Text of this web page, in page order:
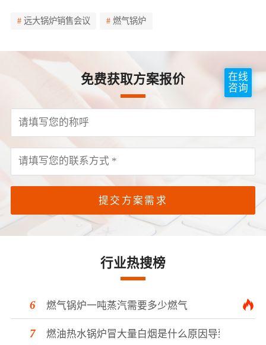
在线
咨询
远大锅炉销售会议 燃气锅炉
免费获取方案报价
提交方案需求
行业热搜榜
燃气锅炉一吨蒸汽需要多少燃气
燃油热水锅炉冒大量白烟是什么原因导致的？